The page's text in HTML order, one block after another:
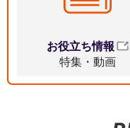
お役立ち情報
特集・動画